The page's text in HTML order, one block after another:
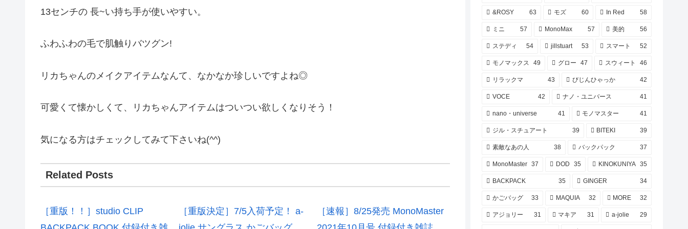
13センチの 長~い持ち手が使いやすい。
ふわふわの毛で肌触りバツグン!
リカちゃんのメイクアイテムなんて、なかなか珍しいですよね◎
可愛くて懐かしくて、リカちゃんアイテムはついつい欲しくなりそう！
気になる方はチェックしてみて下さいね(^^)
Related Posts
［重版！！］studio CLIP
［重版決定］7/5入荷予定！ a-
［速報］8/25発売 MonoMaster
&ROSY 63 モズ 60 In Red 58
ミニ 57 MonoMax 57 美的 56
ステディ 54 jillstuart 53 スマート 52
モノマックス 49 グロー 47 スウィート 46
リラックマ 43 びじんひゃっか 42
VOCE 42 ナノ・ユニバース 41
nano・universe 41 モノマスター 41
ジル・スチュアート 39 BITEKI 39
素敵なあの人 38 バックパック 37
MonoMaster 37 DOD 35 KINOKUNIYA 35
BACKPACK 35 GINGER 34
かごバッグ 33 MAQUIA 32 MORE 32
アジョリー 31 マキア 31 a-jolie 29